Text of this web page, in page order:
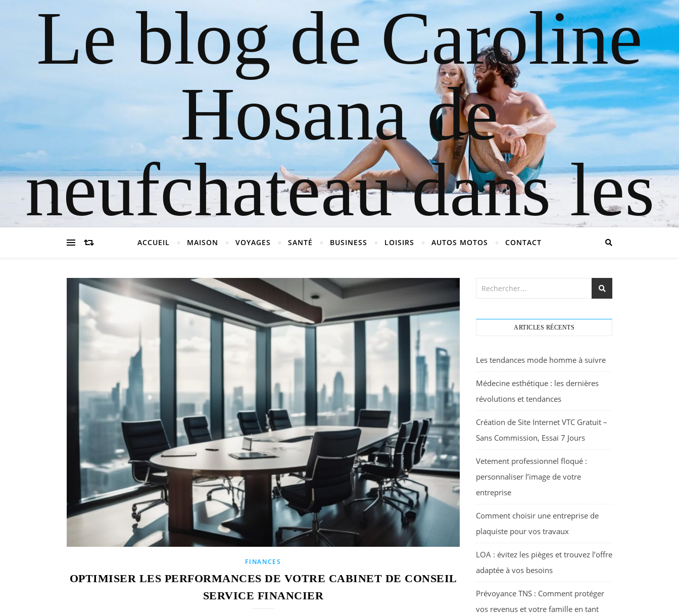
Le blog de Caroline
Hosana de
neufchateau dans les
vosges
ch-neufchateau.fr
ACCUEIL MAISON VOYAGES SANTÉ BUSINESS LOISIRS AUTOS MOTOS CONTACT
FINANCES
OPTIMISER LES PERFORMANCES DE VOTRE CABINET DE CONSEIL
SERVICE FINANCIER
ARTICLES RÉCENTS
Les tendances mode homme à suivre
Médecine esthétique : les dernières
révolutions et tendances
Création de Site Internet VTC Gratuit –
Sans Commission, Essai 7 Jours
Vetement professionnel floqué :
personnaliser l’image de votre
entreprise
Comment choisir une entreprise de
plaquiste pour vos travaux
LOA : évitez les pièges et trouvez l’offre
adaptée à vos besoins
Prévoyance TNS : Comment protéger
vos revenus et votre famille en tant